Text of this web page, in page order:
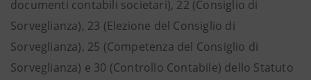
documenti contabili societari), 22 (Consiglio di
Sorveglianza), 23 (Elezione del Consiglio di
Sorveglianza), 25 (Competenza del Consiglio di
Sorveglianza) e 30 (Controllo Contabile) dello Statuto